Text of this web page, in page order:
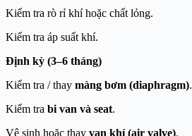
Kiểm tra rò rỉ khí hoặc chất lỏng.
Kiểm tra áp suất khí.
Định kỳ (3–6 tháng)
Kiểm tra / thay màng bơm (diaphragm).
Kiểm tra bi van và seat.
Vệ sinh hoặc thay van khí (air valve).